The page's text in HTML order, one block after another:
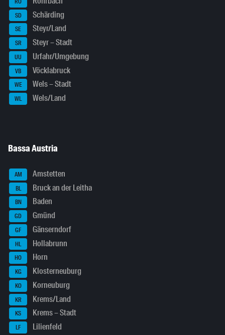
SD Schärding
SE Steyr/Land
SR Steyr – Stadt
UU Urfahr/Umgebung
VB Vöcklabruck
WE Wels – Stadt
WL Wels/Land
Bassa Austria
AM Amstetten
BL Bruck an der Leitha
BN Baden
GD Gmünd
GF Gänserndorf
HL Hollabrunn
HO Horn
KG Klosterneuburg
KO Korneuburg
KR Krems/Land
KS Krems – Stadt
LF Lilienfeld